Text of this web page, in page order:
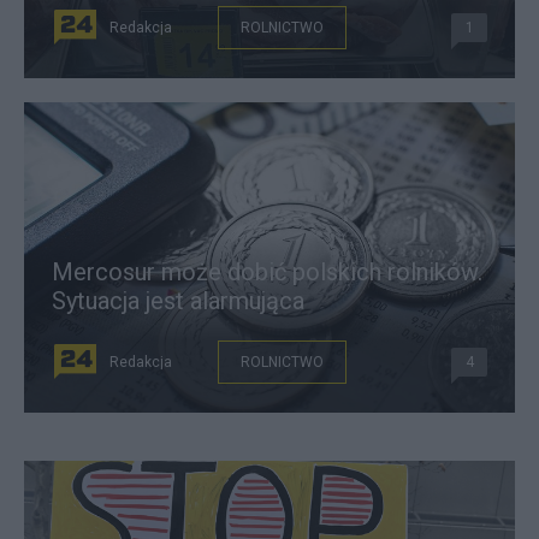
Redakcja ROLNICTWO 1
Mercosur może dobić polskich rolników.
Sytuacja jest alarmująca
Redakcja ROLNICTWO 4